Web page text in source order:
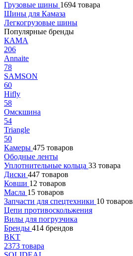
Грузовые шины 1694 товара
Шины для Камаза
Легкогрузовые шины
Популярные бренды
КАМА
206
Annaite
78
SAMSON
60
Hifly
58
Омскшина
54
Triangle
50
Камеры 475 товаров
Ободные ленты
Уплотнительные кольца 33 товара
Диски 447 товаров
Ковши 12 товаров
Масла 15 товаров
Запчасти для спецтехники 10 товаров
Цепи противоскольжения
Вилы для погрузчика
Бренды 414 брендов
BKT
2373 товара